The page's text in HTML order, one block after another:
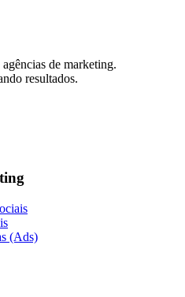
de marketing.
resultados.
(Ads)